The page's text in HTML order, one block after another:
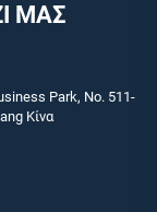
ΜΑΣ
Park, No. 511-
Κίνα